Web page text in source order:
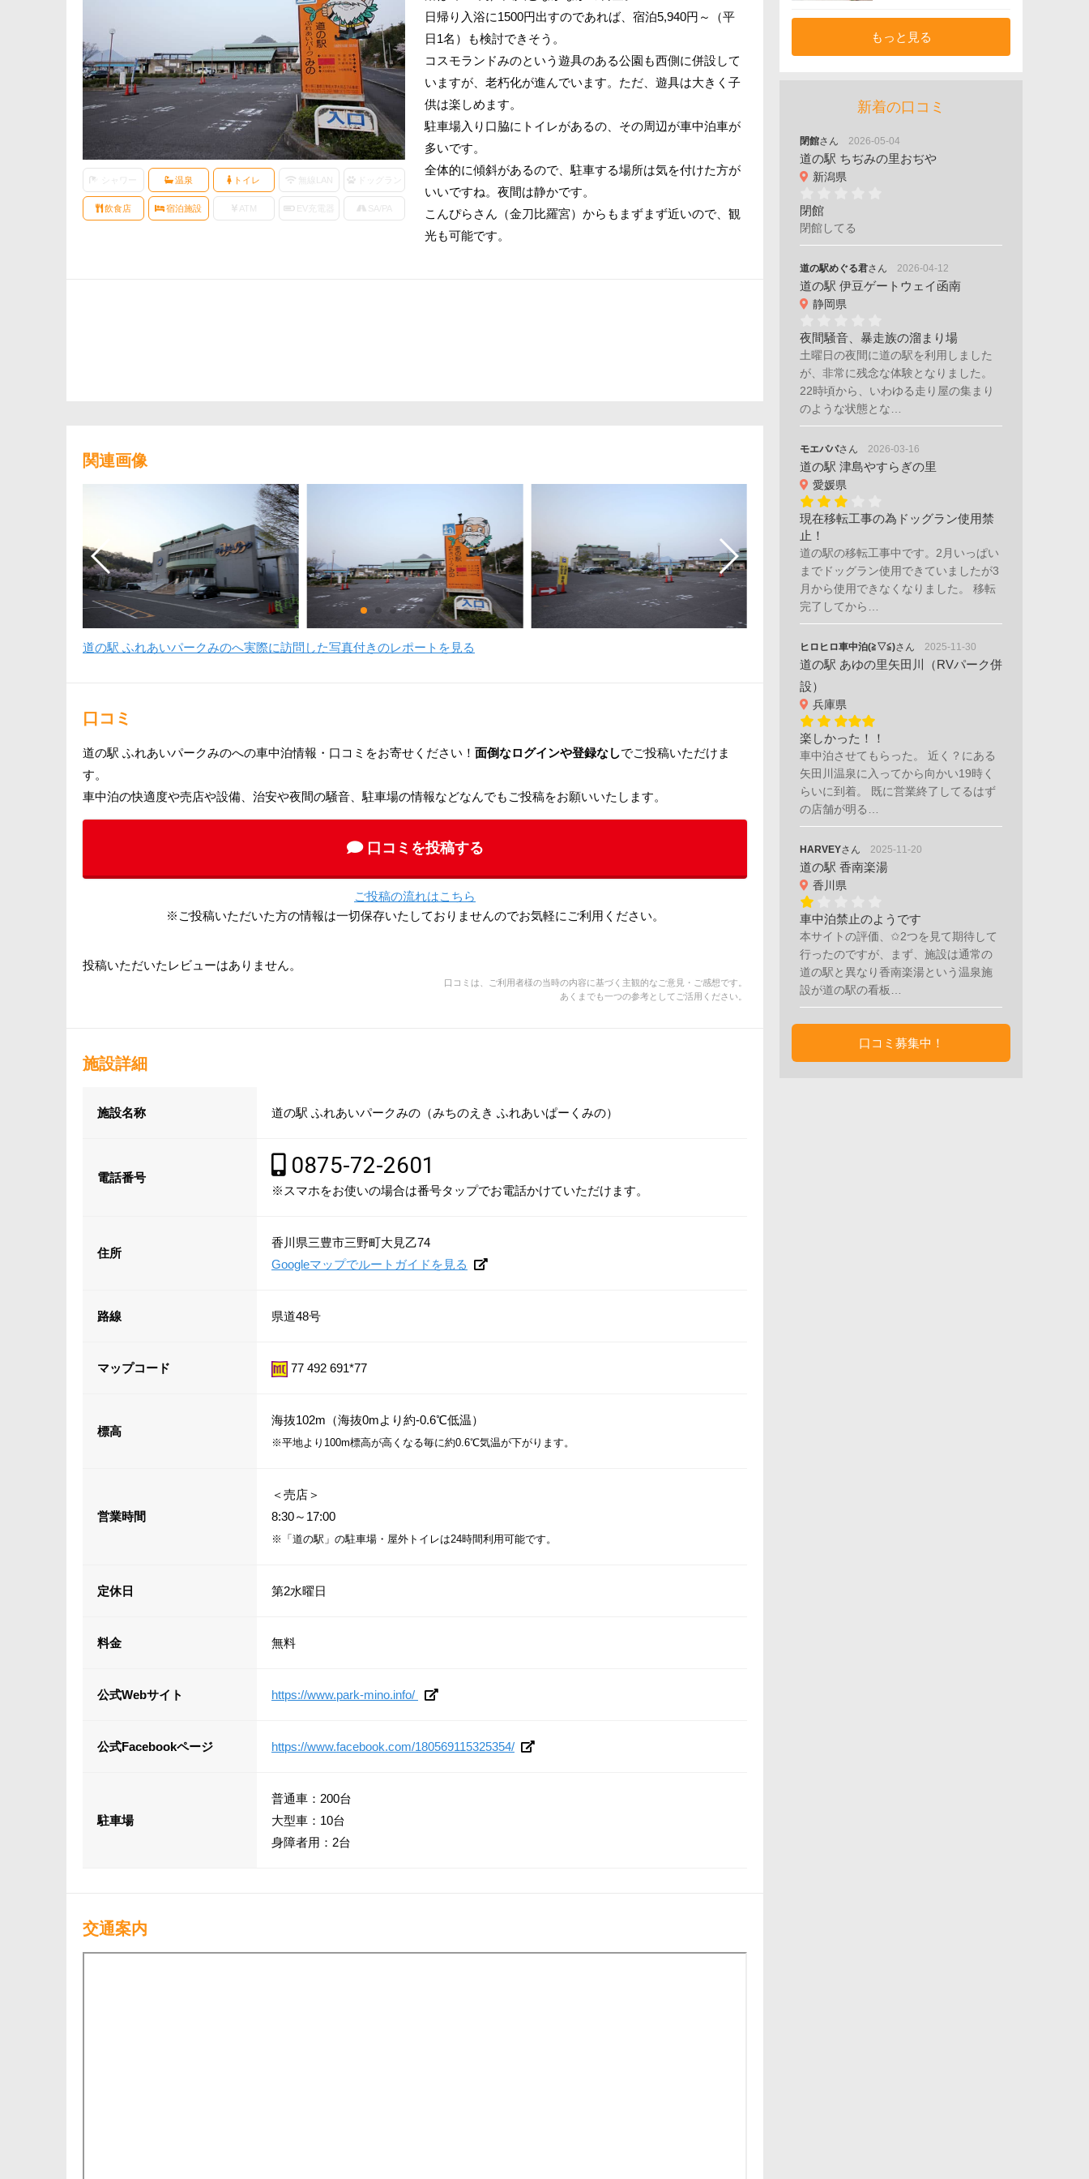
温泉 トイレ 無線LAN ドッグラン
飲食店 宿泊施設 ATM EV充電器 SA/PA
日帰り入浴に1500円出すのであれば、宿泊5,940円～（平
日1名）も検討できそう。
コスモランドみのという遊具のある公園も西側に併設して
いますが、老朽化が進んでいます。ただ、遊具は大きく子
供は楽しめます。
駐車場入り口脇にトイレがあるの、その周辺が車中泊車が
多いです。
全体的に傾斜があるので、駐車する場所は気を付けた方が
いいですね。夜間は静かです。
こんぴらさん（金刀比羅宮）からもまずまず近いので、観
光も可能です。
関連画像
道の駅 ふれあいパークみのへ実際に訪問した写真付きのレポートを見る
口コミ
道の駅 ふれあいパークみのへの車中泊情報・口コミをお寄せください！ 面倒なログインや登録なしでご投稿いただけま
す。
車中泊の快適度や売店や設備、治安や夜間の騒音、駐車場の情報などなんでもご投稿をお願いいたします。
口コミを投稿する
ご投稿の流れはこちら
※ご投稿いただいた方の情報は一切保存いたしておりませんのでお気軽にご利用ください。
投稿いただいたレビューはありません。
口コミは、ご利用者様の当時の内容に基づく主観的なご意見・ご感想です。
あくまでも一つの参考としてご活用ください。
施設詳細
施設名称 道の駅 ふれあいパークみの（みちのえき ふれあいぱーくみの）
電話番号 0875-72-2601
※スマホをお使いの場合は番号タップでお電話かけていただけます。
住所
香川県三豊市三野町大見乙74
Googleマップでルートガイドを見る
路線 県道48号
マップコード 77 492 691*77
標高
海抜102m（海抜0mより約-0.6℃低温）
※平地より100m標高が高くなる毎に約0.6℃気温が下がります。
営業時間
＜売店＞
8:30～17:00
※「道の駅」の駐車場・屋外トイレは24時間利用可能です。
定休日 第2水曜日
料金 無料
公式Webサイト https://www.park-mino.info/
公式Facebookページ https://www.facebook.com/180569115325354/
駐車場
普通車：200台
大型車：10台
身障者用：2台
交通案内
もっと見る
新着の口コミ
閉館さん 2026-05-04
道の駅 ちぢみの里おぢや
新潟県
閉館
閉館してる
道の駅めぐる君さん 2026-04-12
道の駅 伊豆ゲートウェイ函南
静岡県
夜間騒音、暴走族の溜まり場
土曜日の夜間に道の駅を利用しました
が、非常に残念な体験となりました。
22時頃から、いわゆる走り屋の集まり
のような状態とな…
モエパパさん 2026-03-16
道の駅 津島やすらぎの里
愛媛県
現在移転工事の為ドッグラン使用禁
止！
道の駅の移転工事中です。2月いっぱい
までドッグラン使用できていましたが3
月から使用できなくなりました。 移転
完了してから…
ヒロヒロ車中泊(≧▽≦)さん 2025-11-30
道の駅 あゆの里矢田川（RVパーク併
設）
兵庫県
楽しかった！！
車中泊させてもらった。 近く？にある
矢田川温泉に入ってから向かい19時く
らいに到着。 既に営業終了してるはず
の店舗が明る…
HARVEYさん 2025-11-20
道の駅 香南楽湯
香川県
車中泊禁止のようです
本サイトの評価、✩2つを見て期待して
行ったのですが、まず、施設は通常の
道の駅と異なり香南楽湯という温泉施
設が道の駅の看板…
口コミ募集中！